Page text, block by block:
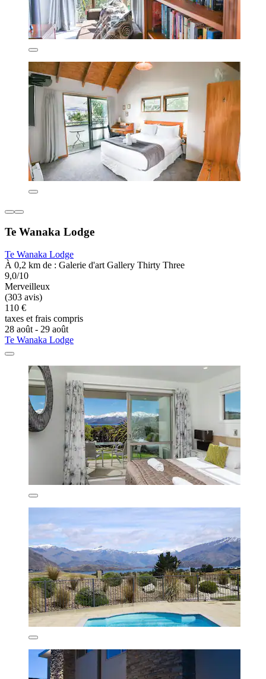
Te Wanaka Lodge
Te Wanaka Lodge
À 0,2 km de : Galerie d'art Gallery Thirty Three
9,0/10
Merveilleux
(303 avis)
110 €
taxes et frais compris
28 août - 29 août
Te Wanaka Lodge